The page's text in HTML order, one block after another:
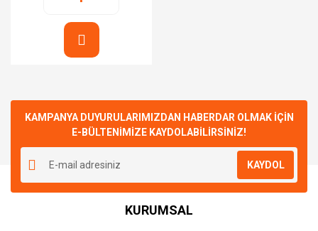
KAMPANYA DUYURULARIMIZDAN HABERDAR OLMAK İÇİN
E-BÜLTENİMİZE KAYDOLABİLİRSİNİZ!
KAYDOL
KURUMSAL